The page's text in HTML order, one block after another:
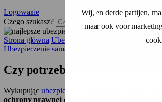
Wij, en derde partijen,
maar ook voor
Logowanie
Czego szukasz?
Strona główna Ubezpieczenie samochodu
pomoc
Ubezpieczenie samochodu
Czy potrzebujesz
Wykupując ubezpieczenie samochodu , można
ochrony prawnej dla swojego samochodu